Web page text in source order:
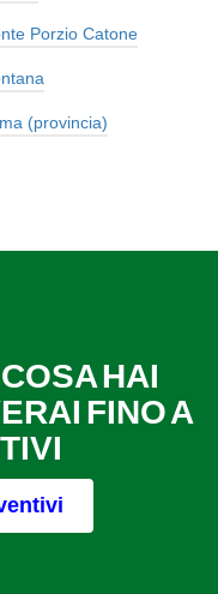
Porzio Catone
(provincia)
HAI
FINO A